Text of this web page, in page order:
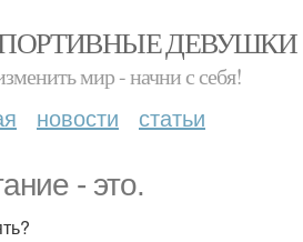
СПОРТИВНЫЕ ДЕВУШКИ
мир - начни с себя!
новости статьи
- это.